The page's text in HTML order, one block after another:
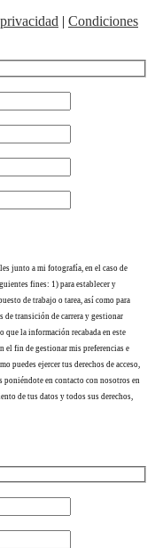
| Condiciones
junto a mi fotografía, en el caso de
fines: 1) para establecer y
de trabajo o tarea, así como para
de transición de carrera y gestionar
la información recabada en este
fin de gestionar mis preferencias e
puedes ejercer tus derechos de acceso,
en contacto con nosotros en
de tus datos y todos sus derechos,